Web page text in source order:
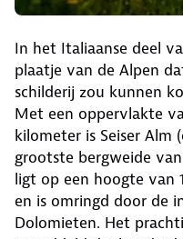
In het Italiaanse deel
plaatje van de Alpen
schilderij zou kunnen
Met een oppervlakte
kilometer is Seiser Alm
grootste bergweide
ligt op een hoogte van
en is omringd door de
Dolomieten. Het